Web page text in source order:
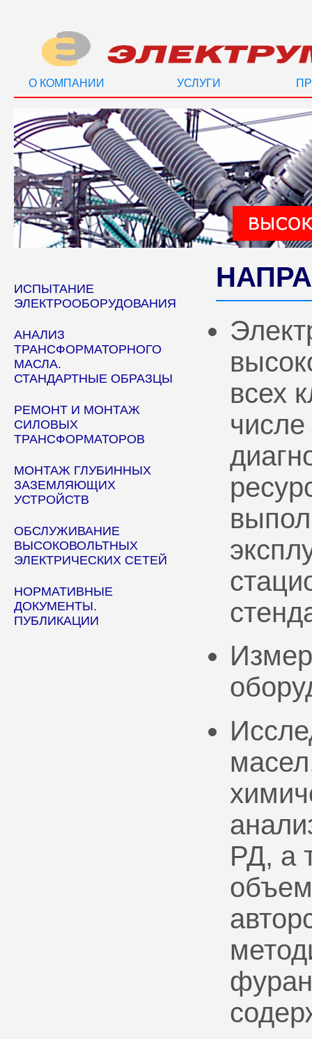
О КОМПАНИИ УСЛУГИ
ИСПЫТАНИЕ
ЭЛЕКТРООБОРУДОВАНИЯ
АНАЛИЗ
ТРАНСФОРМАТОРНОГО
МАСЛА.
СТАНДАРТНЫЕ ОБРАЗЦЫ
РЕМОНТ И МОНТАЖ
СИЛОВЫХ
ТРАНСФОРМАТОРОВ
МОНТАЖ ГЛУБИННЫХ
ЗАЗЕМЛЯЮЩИХ
УСТРОЙСТВ
ОБСЛУЖИВАНИЕ
ВЫСОКОВОЛЬТНЫХ
ЭЛЕКТРИЧЕСКИХ СЕТЕЙ
НОРМАТИВНЫЕ
ДОКУМЕНТЫ.
ПУБЛИКАЦИИ
всех
РД, а